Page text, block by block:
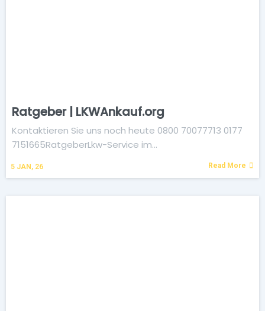
Ratgeber | LKWAnkauf.org
5 JAN, 26
Kontaktieren Sie uns noch heute 0800 70077713 0177
7151665RatgeberLkw-Service im…
Read More